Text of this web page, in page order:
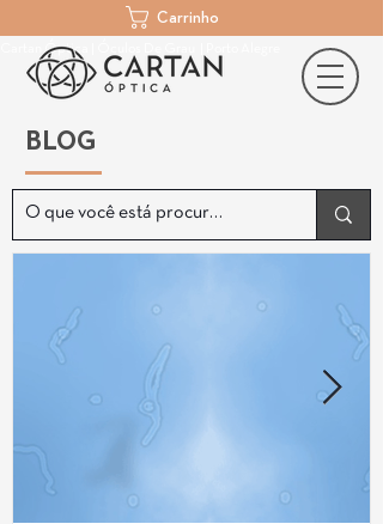
Cartan Óptica | Óculos De Grau | Porto Alegre
Carrinho
BLOG